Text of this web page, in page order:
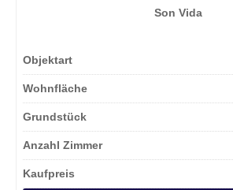
Son Vida
Objektart
Wohnfläche
Grundstück
Anzahl Zimmer
Kaufpreis